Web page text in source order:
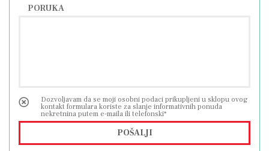
PORUKA
Dozvoljavam da se moji osobni podaci prikupljeni u sklopu ovog
kontakt formulara koriste za slanje informativnih ponuda
nekretnina putem e-maila ili telefonski*
POŠALJI